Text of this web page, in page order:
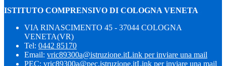
ISTITUTO COMPRENSIVO DI COLOGNA VENETA
VIA RINASCIMENTO 45 - 37044 COLOGNA
VENETA(VR)
Tel: 0442 85170
Email: vric89300a@istruzione.itLink per inviare una mail
PEC: vric89300a@pec.istruzione.itLink per inviare una mail